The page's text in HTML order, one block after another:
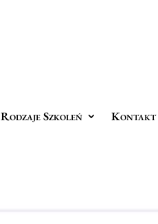
Rodzaje Szkoleń Kontakt